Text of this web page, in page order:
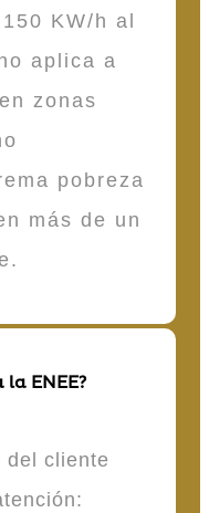
KW/h al
aplica a
zonas
pobreza
más de un
ENEE?
del cliente